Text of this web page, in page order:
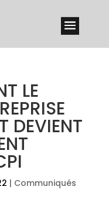
LE
DEVIENT
| Communiqués